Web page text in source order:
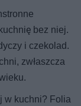
bez niej.
i czekolad.
zwłaszcza
w kuchni? Folia